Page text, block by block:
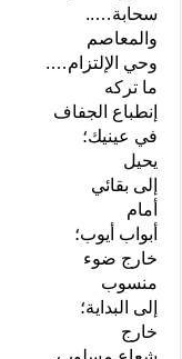
سحابة…..
والمعاصم
وحي الإلتزام….
ما تركه
إنطباع الجفاف
في عينيك؛
يحيل
إلى بقائي
أمام
أبواب أيوب؛
خارج ضوء
منسوب
إلى البداية؛
خارج